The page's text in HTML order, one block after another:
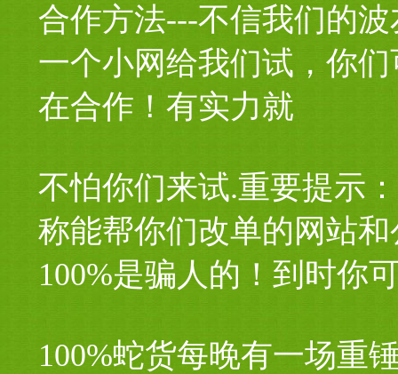
合作方法---不信我们的
一个小网给我们试，你
在合作！有实力就
不怕你们来试.重要提示
称能帮你们改单的网站
100%是骗人的！到时你
100%蛇货每晚有一场重